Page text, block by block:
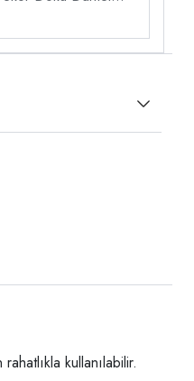
kullanılabilir.